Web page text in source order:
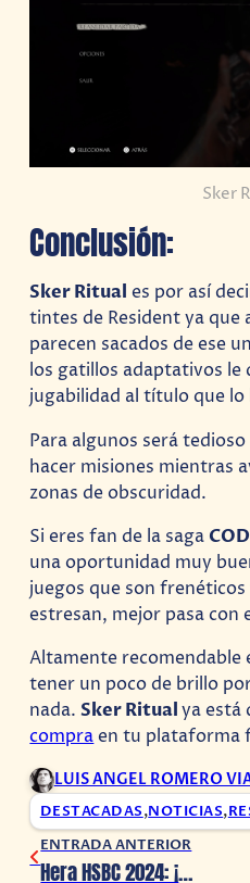
Sker
Conclusión:
Sker Ritual es por así
tintes de Resident ya que
parecen sacados de ese
los gatillos adaptativos le
jugabilidad al título que
Para algunos será
hacer misiones mientras
zonas de obscuridad.
Si eres fan de la saga
una oportunidad muy
juegos que son
estresan, mejor pasa con
Altamente recomendable
tener un poco de brillo
nada.Sker Ritualya está
compraen tu plataforma
LUIS ANGEL ROMERO
DESTACADAS,NOTICIAS,
ENTRADA ANTERIOR
Hera HSBC 2024: ¡El primer festival de ellas para todos!